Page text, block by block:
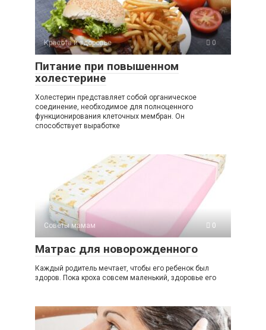
Красота и здоровье 0
Питание при повышенном
холестерине
Холестерин представляет собой органическое
соединение, необходимое для полноценного
функционирования клеточных мембран. Он
способствует выработке
Советы мамам 0
Матрас для новорожденного
Каждый родитель мечтает, чтобы его ребенок был
здоров. Пока кроха совсем маленький, здоровье его